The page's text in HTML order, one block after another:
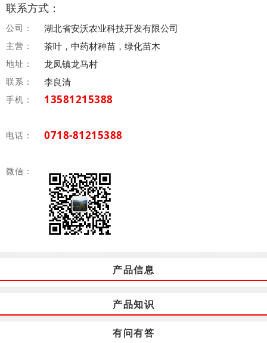
联系方式：
公司： 湖北省安沃农业科技开发有限公司
主营： 茶叶，中药材种苗，绿化苗木
地址： 龙凤镇龙马村
联系： 李良清
手机： 13581215388
电话： 0718-81215388
微信：
产品信息
产品知识
有问有答